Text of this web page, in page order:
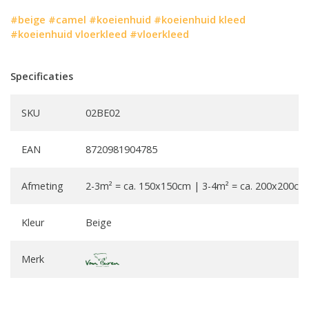
#beige #camel #koeienhuid #koeienhuid kleed
#koeienhuid vloerkleed #vloerkleed
Specificaties
SKU 02BE02
EAN 8720981904785
Afmeting 2-3m² = ca. 150x150cm | 3-4m² = ca. 200x200cm
Kleur Beige
Merk